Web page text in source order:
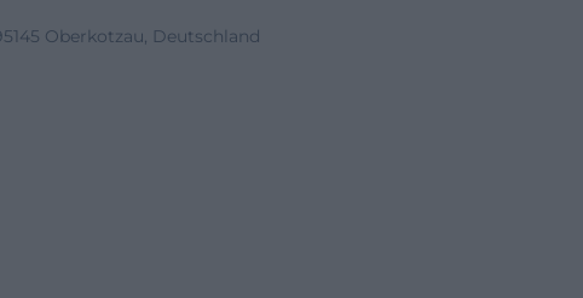
Oberkotzau, Deutschland